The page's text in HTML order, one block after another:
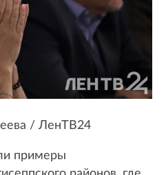
/ ЛенТВ24
примеры